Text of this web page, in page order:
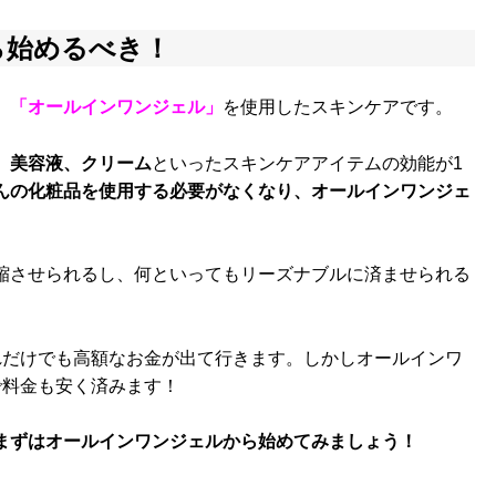
めるべき！
「オールインワンジェル」 を使用したスキンケアです。
美容液、クリームといったスキンケアアイテムの効能が1
の化粧品を使用する必要がなくなり、オールインワンジェ
せられるし、何といってもリーズナブルに済ませられる
けでも高額なお金が出て行きます。しかしオールインワ
金も安く済みます！
はオールインワンジェルから始めてみましょう！